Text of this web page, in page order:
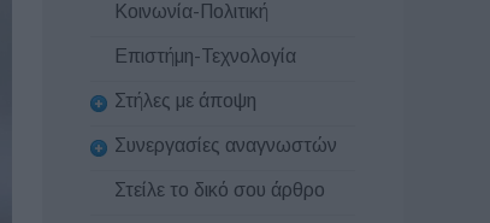
Κοινωνία-Πολιτική
Επιστήμη-Τεχνολογία
Στήλες με άποψη
Συνεργασίες αναγνωστών
Στείλε το δικό σου άρθρο